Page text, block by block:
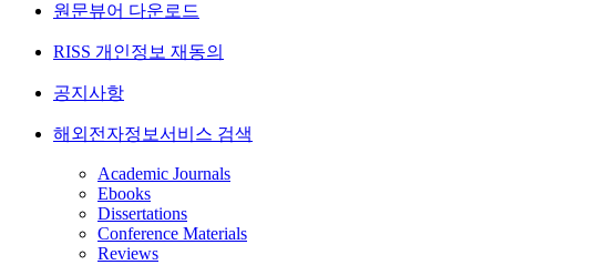
원문뷰어 다운로드
RISS 개인정보 재동의
공지사항
해외전자정보서비스 검색
Academic Journals
Ebooks
Dissertations
Conference Materials
Reviews